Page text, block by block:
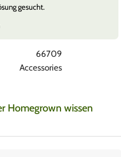
gesucht.
66709
Accessories
Homegrown wissen